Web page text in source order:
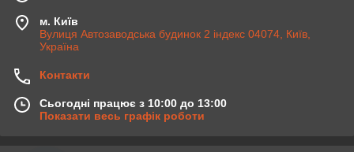
м. Київ
Вулиця Автозаводська будинок 2 індекс 04074, Київ,
Україна
Контакти
Сьогодні працює з 10:00 до 13:00
Показати весь графік роботи